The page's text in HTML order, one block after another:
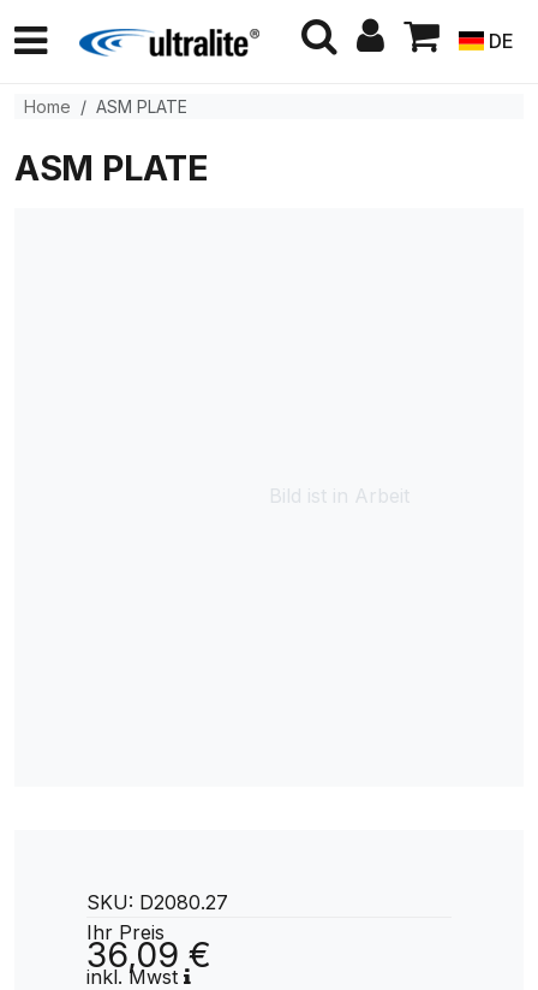
DE
Home ASM PLATE
ASM PLATE
Bild ist in Arbeit
SKU: D2080.27
Ihr Preis
36,09 €
inkl. Mwst